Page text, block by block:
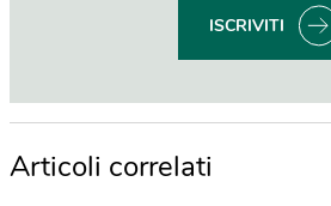
ISCRIVITI
Articoli correlati